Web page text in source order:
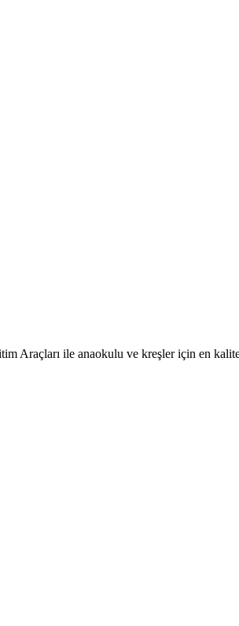
Araçları ile anaokulu ve kreşler için en